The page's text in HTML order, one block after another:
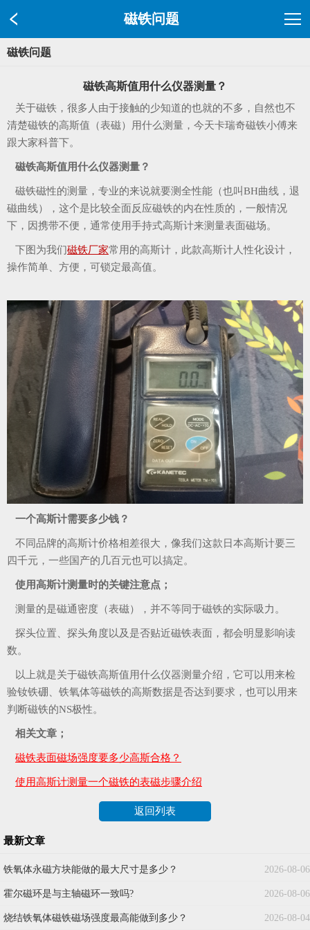
磁铁问题
磁铁问题
磁铁高斯值用什么仪器测量？
关于磁铁，很多人由于接触的少知道的也就的不多，自然也不
清楚磁铁的高斯值（表磁）用什么测量，今天卡瑞奇磁铁小傅来
跟大家科普下。
磁铁高斯值用什么仪器测量？
磁铁磁性的测量，专业的来说就要测全性能（也叫BH曲线，退
磁曲线），这个是比较全面反应磁铁的内在性质的，一般情况
下，因携带不便，通常使用手持式高斯计来测量表面磁场。
下图为我们磁铁厂家常用的高斯计，此款高斯计人性化设计，
操作简单、方便，可锁定最高值。
一个高斯计需要多少钱？
不同品牌的高斯计价格相差很大，像我们这款日本高斯计要三
四千元，一些国产的几百元也可以搞定。
使用高斯计测量时的关键注意点；
测量的是磁通密度（表磁），并不等同于磁铁的实际吸力。
探头位置、探头角度以及是否贴近磁铁表面，都会明显影响读
数。
以上就是关于磁铁高斯值用什么仪器测量介绍，它可以用来检
验钕铁硼、铁氧体等磁铁的高斯数据是否达到要求，也可以用来
判断磁铁的NS极性。
相关文章；
磁铁表面磁场强度要多少高斯合格？
使用高斯计测量一个磁铁的表磁步骤介绍
返回列表
最新文章
2026-08-06
铁氧体永磁方块能做的最大尺寸是多少？
2026-08-06
霍尔磁环是与主轴磁环一致吗?
2026-08-04
烧结铁氧体磁铁磁场强度最高能做到多少？